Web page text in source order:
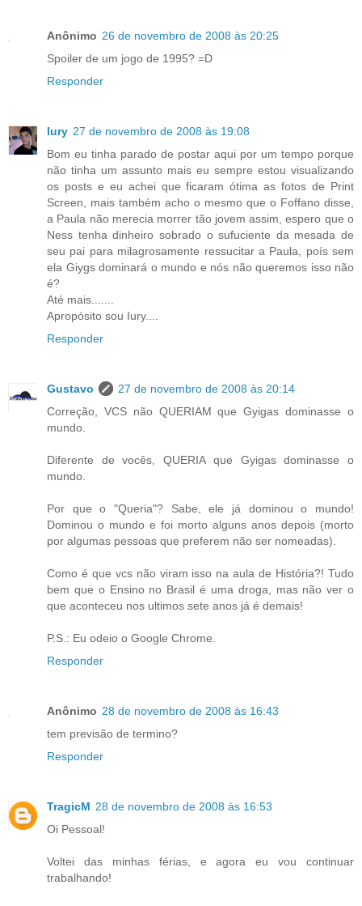
Anônimo 26 de novembro de 2008 às 20:25
Spoiler de um jogo de 1995? =D
Responder
Iury 27 de novembro de 2008 às 19:08
Bom eu tinha parado de postar aqui por um tempo porque
não tinha um assunto mais eu sempre estou visualizando
os posts e eu achei que ficaram ótima as fotos de Print
Screen, mais também acho o mesmo que o Foffano disse,
a Paula não merecia morrer tão jovem assim, espero que o
Ness tenha dinheiro sobrado o sufuciente da mesada de
seu pai para milagrosamente ressucitar a Paula, poís sem
ela Giygs dominará o mundo e nós não queremos isso não
é?
Até mais.......
Apropósito sou Iury....
Responder
Gustavo
27 de novembro de 2008 às 20:14
Correção, VCS não QUERIAM que Gyigas dominasse o
mundo.
Diferente de vocês, QUERIA que Gyigas dominasse o
mundo.
Por que o "Queria"? Sabe, ele já dominou o mundo!
Dominou o mundo e foi morto alguns anos depois (morto
por algumas pessoas que preferem não ser nomeadas).
Como é que vcs não viram isso na aula de História?! Tudo
bem que o Ensino no Brasil é uma droga, mas não ver o
que aconteceu nos ultimos sete anos já é demais!
P.S.: Eu odeio o Google Chrome.
Responder
Anônimo 28 de novembro de 2008 às 16:43
tem previsão de termino?
Responder
TragicM 28 de novembro de 2008 às 16:53
Oi Pessoal!
Voltei das minhas férias, e agora eu vou continuar
trabalhando!